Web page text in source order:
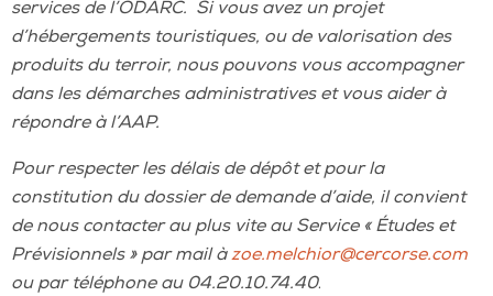
services de l’ODARC. Si vous avez un projet
d’hébergements touristiques, ou de valorisation des
produits du terroir, nous pouvons vous accompagner
dans les démarches administratives et vous aider à
répondre à l’AAP.
Pour respecter les délais de dépôt et pour la
constitution du dossier de demande d’aide, il convient
de nous contacter au plus vite au Service « Études et
Prévisionnels » par mail àzoe.melchior@cercorse.com
ou par téléphone au 04.20.10.74.40.